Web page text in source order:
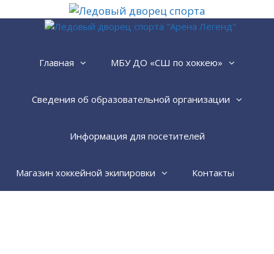
Перейти
Главная МБУ ДО «СШ по хоккею»
Сведения об образовательной организации
Информация для посетителей
Магазин хоккейной экипировки
Контакты